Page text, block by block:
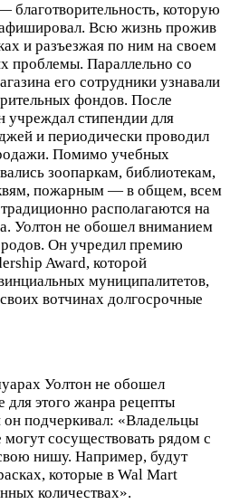
благотворительность, которую
афишировал. Всю жизнь прожив
и разъезжая по ним на своем
проблемы. Параллельно со
его сотрудники узнавали
фондов. После
учреждал стипендии для
и периодически проводил
Помимо учебных
зоопаркам, библиотекам,
пожарным — в общем, всем
располагаются на
Уолтон не обошел вниманием
Он учредил премию
Award, которой
муниципалитетов,
вотчинах долгосрочные
Уолтон не обошел
для этого жанра рецепты
он подчеркивал: «Владельцы
сосуществовать рядом с
нишу. Например, будут
которые в Wal Mart
количествах».